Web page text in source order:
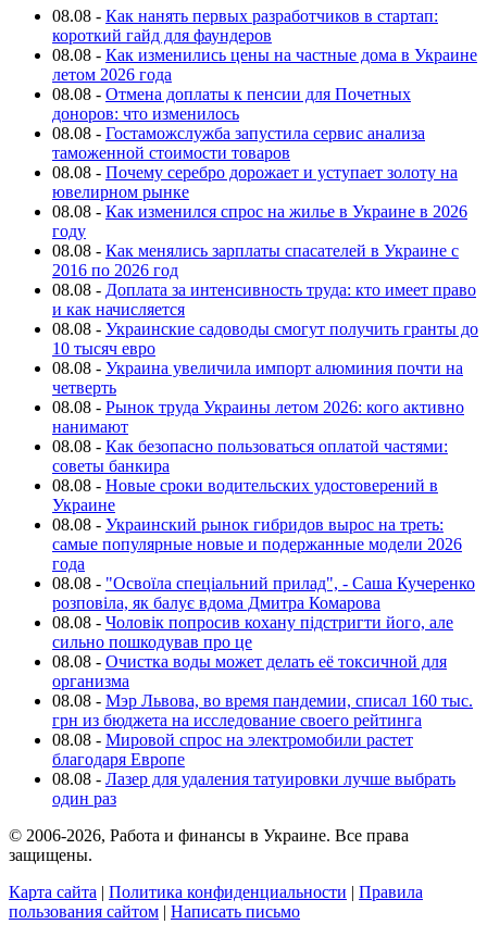
08.08 - Как нанять первых разработчиков в стартап:
короткий гайд для фаундеров
08.08 - Как изменились цены на частные дома в Украине
летом 2026 года
08.08 - Отмена доплаты к пенсии для Почетных
доноров: что изменилось
08.08 - Гостаможслужба запустила сервис анализа
таможенной стоимости товаров
08.08 - Почему серебро дорожает и уступает золоту на
ювелирном рынке
08.08 - Как изменился спрос на жилье в Украине в 2026
году
08.08 - Как менялись зарплаты спасателей в Украине с
2016 по 2026 год
08.08 - Доплата за интенсивность труда: кто имеет право
и как начисляется
08.08 - Украинские садоводы смогут получить гранты до
10 тысяч евро
08.08 - Украина увеличила импорт алюминия почти на
четверть
08.08 - Рынок труда Украины летом 2026: кого активно
нанимают
08.08 - Как безопасно пользоваться оплатой частями:
советы банкира
08.08 - Новые сроки водительских удостоверений в
Украине
08.08 - Украинский рынок гибридов вырос на треть:
самые популярные новые и подержанные модели 2026
года
08.08 - "Освоїла спеціальний прилад", - Саша Кучеренко
розповіла, як балує вдома Дмитра Комарова
08.08 - Чоловік попросив кохану підстригти його, але
сильно пошкодував про це
08.08 - Очистка воды может делать её токсичной для
организма
08.08 - Мэр Львова, во время пандемии, списал 160 тыс.
грн из бюджета на исследование своего рейтинга
08.08 - Мировой спрос на электромобили растет
благодаря Европе
08.08 - Лазер для удаления татуировки лучше выбрать
один раз
© 2006-2026, Работа и финансы в Украине. Все права
защищены.
Карта сайта | Политика конфиденциальности | Правила
пользования сайтом | Написать письмо